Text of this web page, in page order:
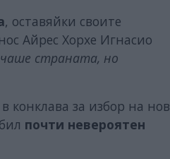
, оставяйки своите
Айрес Хорхе Игнасио
страната, но
конклава за избор на нов
почти невероятен